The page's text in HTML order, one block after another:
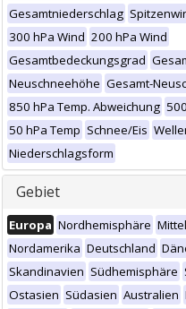
Gesamtniederschlag
300 hPa Wind 200 hPa Wind
Gesamtbedeckungsgrad
Neuschneehöhe Gesamt-
850 hPa Temp. Abweichung
50 hPa Temp Schnee/Eis
Niederschlagsform
Gebiet
Europa Nordhemisphäre
Nordamerika Deutschland
Skandinavien Südhemisphäre
Ostasien Südasien Australien